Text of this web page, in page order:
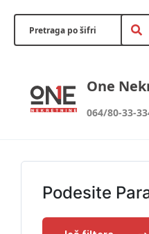
One
064/80-33-
Podesite